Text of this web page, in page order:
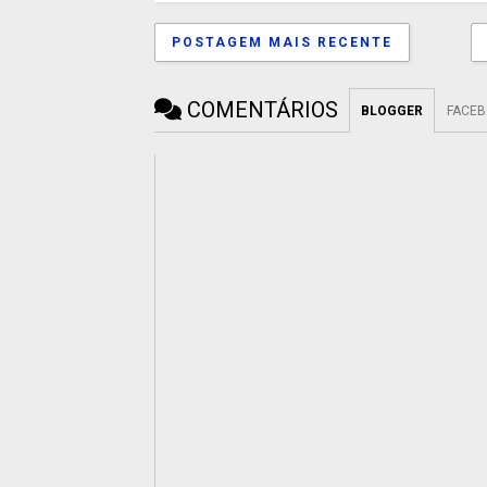
POSTAGEM MAIS RECENTE
COMENTÁRIOS BLOGGER